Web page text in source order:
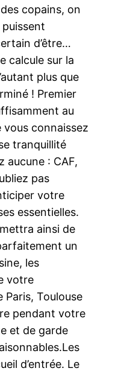
copains, on
d’être…
calcule sur la
plus que
! Premier
au
vous connaissez
tranquillité
aucune : CAF,
pas
votre
essentielles.
ainsi de
un
les
votre
Toulouse
pendant votre
et de garde
d’entrée. Le